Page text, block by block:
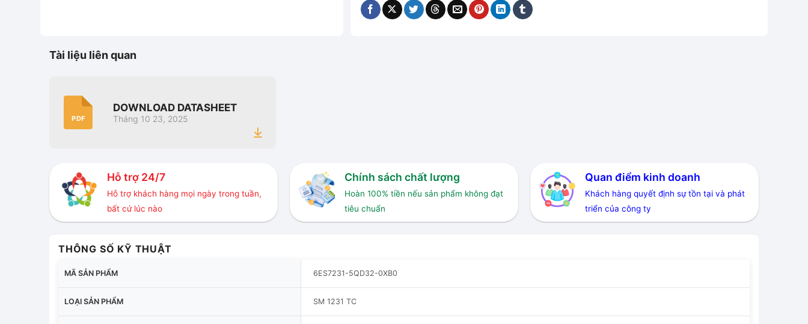
Tài liệu liên quan
PDF
DOWNLOAD DATASHEET
Tháng 10 23, 2025
Hỗ trợ 24/7
Hỗ trợ khách hàng mọi ngày trong tuần,
bất cứ lúc nào
Chính sách chất lượng
Hoàn 100% tiền nếu sản phẩm không đạt
tiêu chuẩn
Quan điểm kinh doanh
Khách hàng quyết định sự tồn tại và phát
triển của công ty
THÔNG SỐ KỸ THUẬT
MÃ SẢN PHẨM 6ES7231-5QD32-0XB0
LOẠI SẢN PHẨM SM 1231 TC